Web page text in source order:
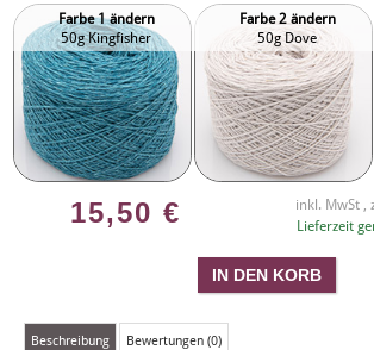
Farbe 1 ändern
50g Kingfisher
Farbe 2 ändern
50g Dove
15,50 € inkl. MwSt ,
Lieferzeit
Beschreibung Bewertungen (0)